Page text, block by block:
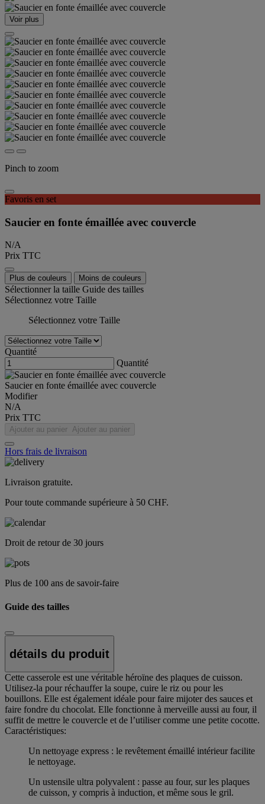
Voir plus
Pinch to zoom
Favoris en set
Saucier en fonte émaillée avec couvercle
N/A
Prix TTC
Plus de couleurs Moins de couleurs
Sélectionner la taille Guide des tailles
Sélectionnez votre Taille
Sélectionnez votre Taille
Quantité
Quantité
Saucier en fonte émaillée avec couvercle
Modifier
N/A
Prix TTC
Ajouter au panier Ajouter au panier
Hors frais de livraison
Livraison gratuite.
Pour toute commande supérieure à 50 CHF.
Droit de retour de 30 jours
Plus de 100 ans de savoir-faire
Guide des tailles
détails du produit
Cette casserole est une véritable héroïne des plaques de cuisson.
Utilisez-la pour réchauffer la soupe, cuire le riz ou pour les
bouillons. Elle est également idéale pour faire mijoter des sauces et
faire fondre du chocolat. Elle fonctionne à merveille aussi au four, il
suffit de mettre le couvercle et de l’utiliser comme une petite cocotte.
Caractéristiques:
Un nettoyage express : le revêtement émaillé intérieur facilite
le nettoyage.
Un ustensile ultra polyvalent : passe au four, sur les plaques
de cuisson, y compris à induction, et même sous le gril.